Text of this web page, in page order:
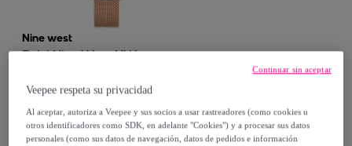
Nine west
Reloj Nine West NW-
Cuarzo con Correa de Acero
inoxidable
Azul
19,00 €
59, € -67%
Veepee respeta su privacidad
Al aceptar, autoriza a Veepee y sus socios a usar rastreadores (como cookies u
otros identificadores como SDK, en adelante "Cookies") y a procesar sus datos
personales (como sus datos de navegación, datos de pedidos e información
Continuar sin aceptar